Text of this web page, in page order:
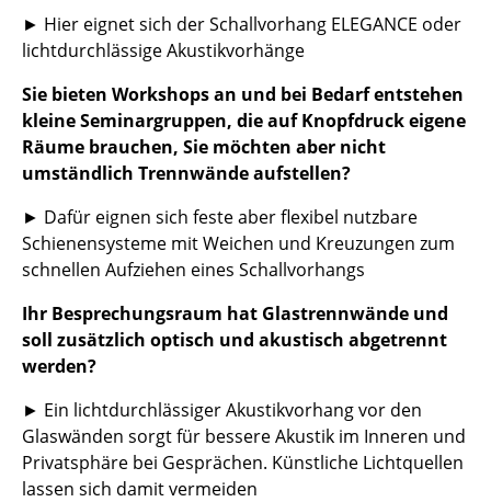
Designer
Alvar Aalto
Arne Jacobsen
Charles & Ray Eames
Eero Saarinen
Egon Eiermann
Eileen Gray
Jean Prouvé
Ludwig Mies van der Rohe
Marcel Breuer
► Hier eignet sich der Schallvorhang ELEGANCE oder
lichtdurchlässige Akustikvorhänge
Sie bieten Workshops an und bei Bedarf entstehen
kleine Seminargruppen, die auf Knopfdruck eigene
Räume brauchen, Sie möchten aber nicht
umständlich Trennwände aufstellen?
► Dafür eignen sich feste aber flexibel nutzbare
Schienensysteme mit Weichen und Kreuzungen zum
schnellen Aufziehen eines Schallvorhangs
Ihr Besprechungsraum hat Glastrennwände und
soll zusätzlich optisch und akustisch abgetrennt
werden?
► Ein lichtdurchlässiger Akustikvorhang vor den
Glaswänden sorgt für bessere Akustik im Inneren und
Privatsphäre bei Gesprächen. Künstliche Lichtquellen
lassen sich damit vermeiden